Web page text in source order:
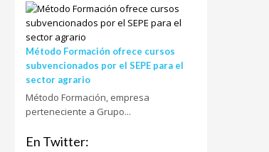
Método Formación ofrece cursos
subvencionados por el SEPE para el
sector agrario
Método Formación, empresa
perteneciente a Grupo...
En Twitter: